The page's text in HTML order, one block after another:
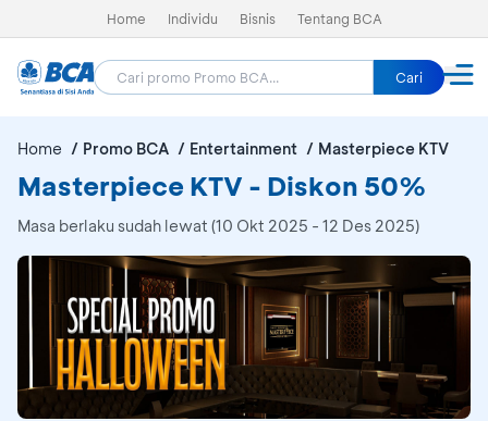
Home Individu Bisnis Tentang BCA
Cari
Home Promo BCA Entertainment Masterpiece KTV
Masterpiece KTV - Diskon 50%
Masa berlaku sudah lewat (10 Okt 2025 - 12 Des 2025)